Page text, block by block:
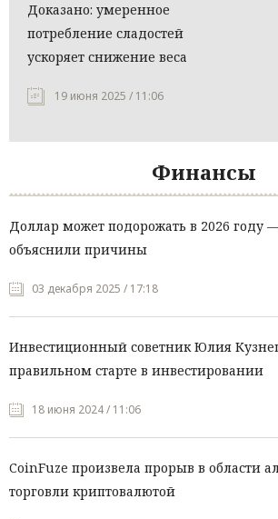
Доказано: умеренное
потребление сладостей
ускоряет снижение веса
19 июня 2025 / 11:06
Финансы
Доллар может подорожать в 2026 году
объяснили причины
03 декабря 2025 / 17:18
Инвестиционный советник Юлия
правильном старте в инвестировании
18 июня 2024 / 11:06
CoinFuze произвела прорыв в области
торговли криптовалютой